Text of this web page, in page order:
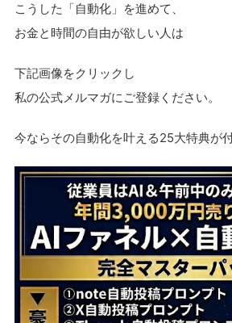
こうした「自動化」を進めて、
お金と時間の自由が欲しい人は
下記画像をクリックし
私の公式メルマガにご登録ください。
今ならその自動化を叶える25大特典が